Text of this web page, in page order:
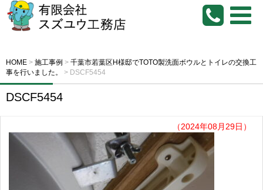
HOME > 施工事例 > 千葉市若葉区H様邸でTOTO製洗面ボウルとトイレの交換工
事を行いました。
> DSCF5454
DSCF5454
（2024年08月29日）